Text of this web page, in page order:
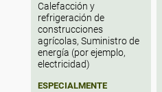
Calefacción y
refrigeración de
construcciones
agrícolas, Suministro de
energía (por ejemplo,
electricidad)
ESPECIALMENTE